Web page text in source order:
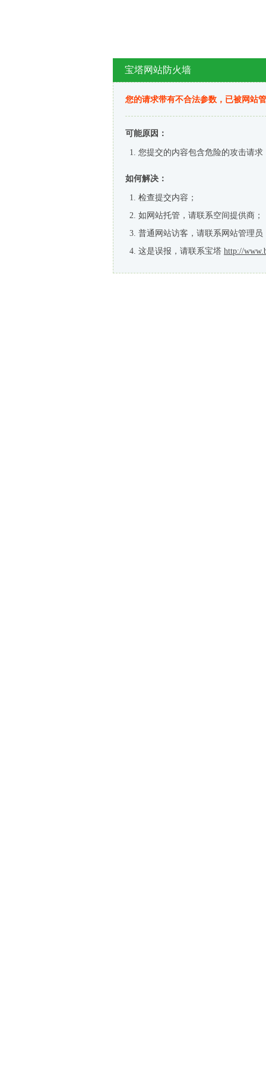
宝塔网站防火墙
您的请求带有不合法参数，已被网站
可能原因：
您提交的内容包含危险的攻击请求
如何解决：
检查提交内容；
如网站托管，请联系空间提供商；
普通网站访客，请联系网站管理员
这是误报，请联系宝塔 http://